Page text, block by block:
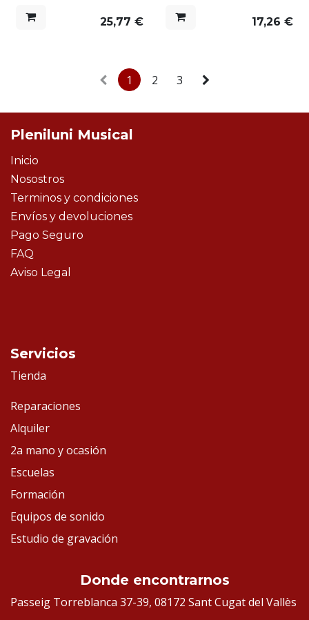
25,77 € 17,26 €
1 2 3
Pleniluni Musical
Inicio
Nosostros
Terminos y condiciones
Envíos y devoluciones
Pago Seguro
FAQ
Aviso Legal
Servicios
Tienda
Reparaciones
Alquiler
2a mano y ocasión
Escuelas
Formación
Equipos de sonido
Estudio de gravación
Donde encontrarnos
Passeig Torreblanca 37-39, 08172 Sant Cugat del Vallès